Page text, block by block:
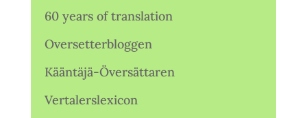
60 years of translation
Oversetterbloggen
Kääntäjä-Översättaren
Vertalerslexicon